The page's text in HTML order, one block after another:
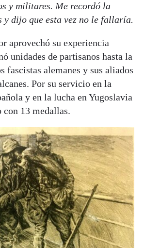
y militares. Me recordó la
y dijo que esta vez no le fallaría.
aprovechó su experiencia
unidades de partisanos hasta la
fascistas alemanes y sus aliados
Por su servicio en la
y en la lucha en Yugoslavia
con 13 medallas.